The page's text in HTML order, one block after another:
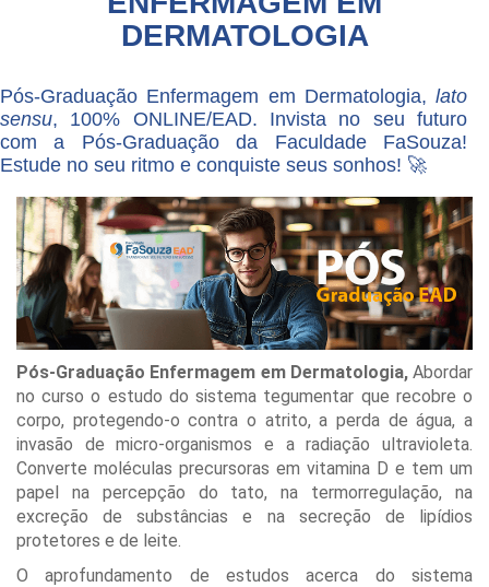
DERMATOLOGIA
Pós-Graduação Enfermagem em Dermatologia, lato
sensu, 100% ONLINE/EAD. Invista no seu futuro
com a Pós-Graduação da Faculdade FaSouza!
Estude no seu ritmo e conquiste seus sonhos! 🚀
Pós-Graduação Enfermagem em Dermatologia,Abordar
no curso o estudo do sistema tegumentar que recobre o
corpo, protegendo-o contra o atrito, a perda de água, a
invasão de micro-organismos e a radiação ultravioleta.
Converte moléculas precursoras em vitamina D e tem um
papel na percepção do tato, na termorregulação, na
excreção de substâncias e na secreção de lipídios
protetores e de leite.
O aprofundamento de estudos acerca do sistema